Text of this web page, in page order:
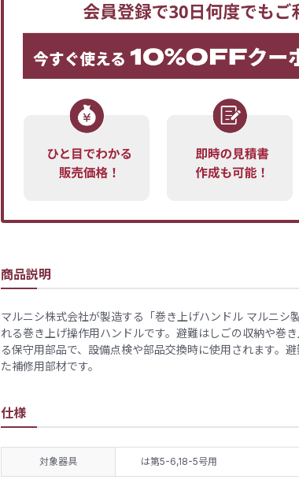
商品説明
マルニシ株式会社が製造する「巻き上げハンドル マルニシ
れる巻き上げ操作用ハンドルです。避難はしごの収納や巻
る保守用部品で、設備点検や部品交換時に使用されます。
た補修用部材です。
仕様
対象器具 は第5-6,18-5号用